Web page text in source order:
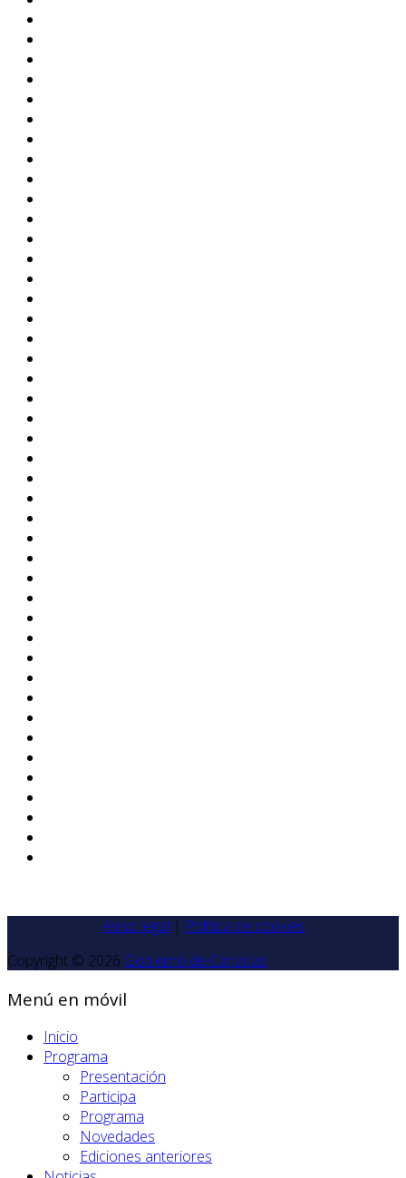
Aviso legal | Política de cookies
Copyright © 2026 Gobierno de Canarias
Menú en móvil
Inicio
Programa
Presentación
Participa
Programa
Novedades
Ediciones anteriores